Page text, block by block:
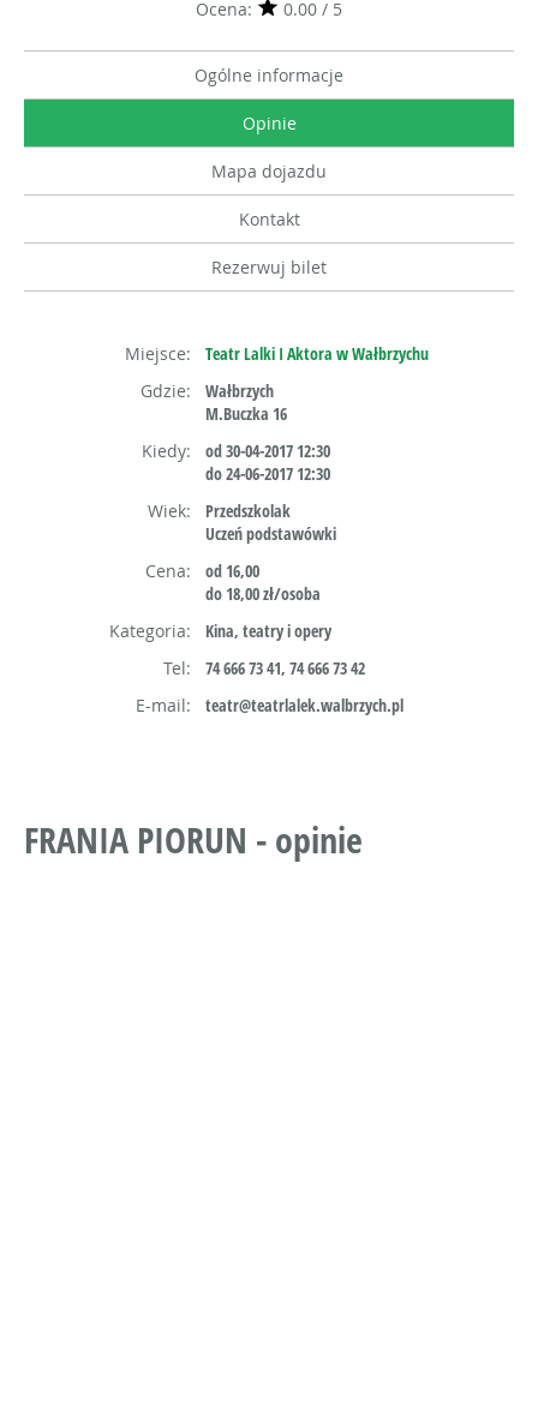
Ocena:
0.00 / 5
Ogólne informacje
Opinie
Mapa dojazdu
Kontakt
Rezerwuj bilet
Miejsce:
Teatr Lalki I Aktora w Wałbrzychu
Gdzie:
Wałbrzych
M.Buczka 16
Kiedy:
od 30-04-2017 12:30
do 24-06-2017 12:30
Wiek:
Przedszkolak
Uczeń podstawówki
Cena:
od 16,00
do 18,00 zł/osoba
Kategoria:
Kina, teatry i opery
Tel:
74 666 73 41, 74 666 73 42
E-mail:
teatr@teatrlalek.walbrzych.pl
FRANIA PIORUN - opinie